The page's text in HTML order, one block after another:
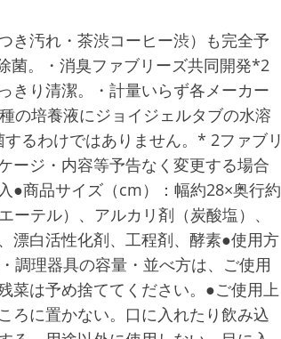
き汚れ・茶渋コーヒー渋）も完全予
菌。・消臭ファブリーズ共同開発*2
きり清潔。・計量いらず各メーカー
の培養液にジョイジェルタブの水溶
るわけではありません。* 2ファブリ
ージ・内容等予告なく変更する場合
●商品サイズ（cm）：幅約28×奥行約
テル）、アルカリ剤（炭酸塩）、
漂白活性化剤、工程剤、酵素●使用方
調理器具の容量・並べ方は、ご使用
菜は予め捨ててください。●ご使用上
ろに置かない。口に入れたり飲み込